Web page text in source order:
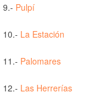
9.- Pulpí
10.- La Estación
11.- Palomares
12.- Las Herrerías